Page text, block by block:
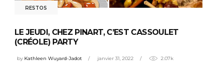
RESTOS
LE JEUDI, CHEZ PINART, C’EST CASSOULET
(CRÉOLE) PARTY
by Kathleen Wuyard-Jadot janvier 31, 2022 2.07k